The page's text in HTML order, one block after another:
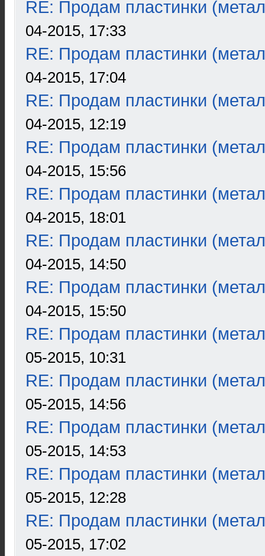
RE: Продам пластинки
04-2015, 17:33
RE: Продам пластинки
04-2015, 17:04
RE: Продам пластинки
04-2015, 12:19
RE: Продам пластинки
04-2015, 15:56
RE: Продам пластинки
04-2015, 18:01
RE: Продам пластинки
04-2015, 14:50
RE: Продам пластинки
04-2015, 15:50
RE: Продам пластинки
05-2015, 10:31
RE: Продам пластинки
05-2015, 14:56
RE: Продам пластинки
05-2015, 14:53
RE: Продам пластинки
05-2015, 12:28
RE: Продам пластинки
05-2015, 17:02